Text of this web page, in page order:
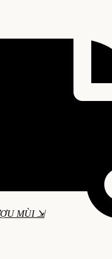
MÙI ⇲